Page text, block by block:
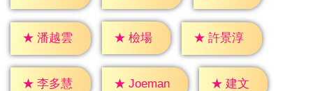
★ 潘越雲 ★ 檢場 ★ 許景淳
★ 李多慧 ★ Joeman ★ 建文